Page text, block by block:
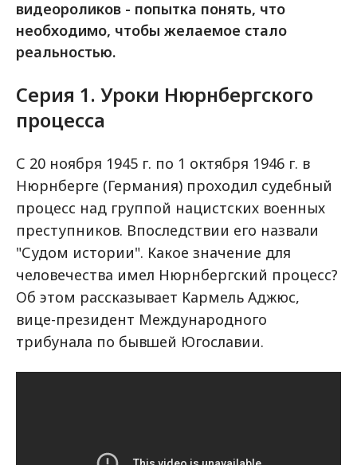
видеороликов - попытка понять, что
необходимо, чтобы желаемое стало
реальностью.
Серия 1. Уроки Нюрнбергского
процесса
С 20 ноября 1945 г. по 1 октября 1946 г. в
Нюрнберге (Германия) проходил судебный
процесс над группой нацистских военных
преступников. Впоследствии его назвали
"Судом истории". Какое значение для
человечества имел Нюрнбергский процесс?
Об этом рассказывает Кармель Аджюс,
вице-президент Международного
трибунала по бывшей Югославии.